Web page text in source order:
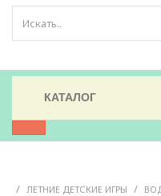
КАТАЛОГ
/ ЛЕТНИЕ ДЕТСКИЕ ИГРЫ /